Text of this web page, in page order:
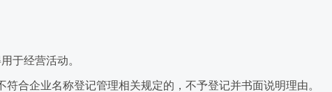
于经营活动。
企业名称登记管理相关规定的，不予登记并书面说明理由。